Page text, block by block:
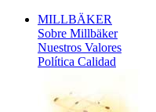
MILLBÄKER
Sobre Millbäker
Nuestros Valores
Política Calidad